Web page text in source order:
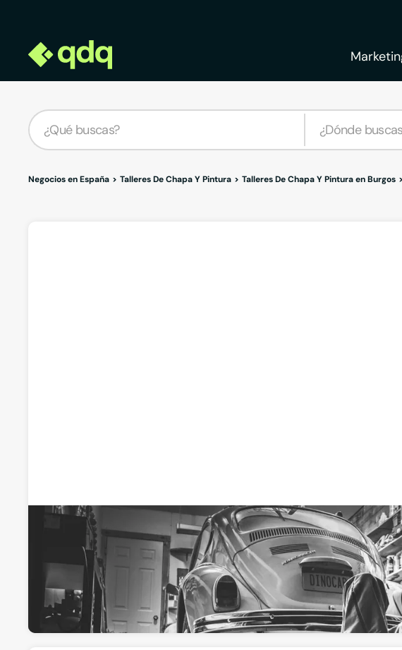
Negocios en España Talleres De Chapa Y Pintura Talleres De Chapa Y Pintura en Burgos
Recomendado por qdq
Hijos de Cándido
Talleres de chapa y pintura
Carretera Madrid-Irún 1, (Polígono Industrial Pentasa II nave 47), 09007,
Visitar web